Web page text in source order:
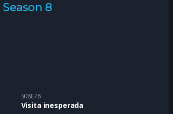
Season 8
S08E76
Visita inesperada